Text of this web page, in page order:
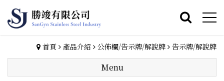
首頁 產品介紹 公佈欄/告示牌/解說牌 告示牌/解說牌
Menu